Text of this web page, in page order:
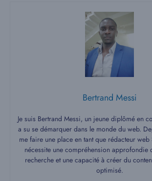
Bertrand Messi
Je suis Bertrand Messi, un jeune diplômé en
a su se démarquer dans le monde du web.
me faire une place en tant que rédacteur
nécessite une compréhension approfondie
recherche et une capacité à créer du
optimisé.